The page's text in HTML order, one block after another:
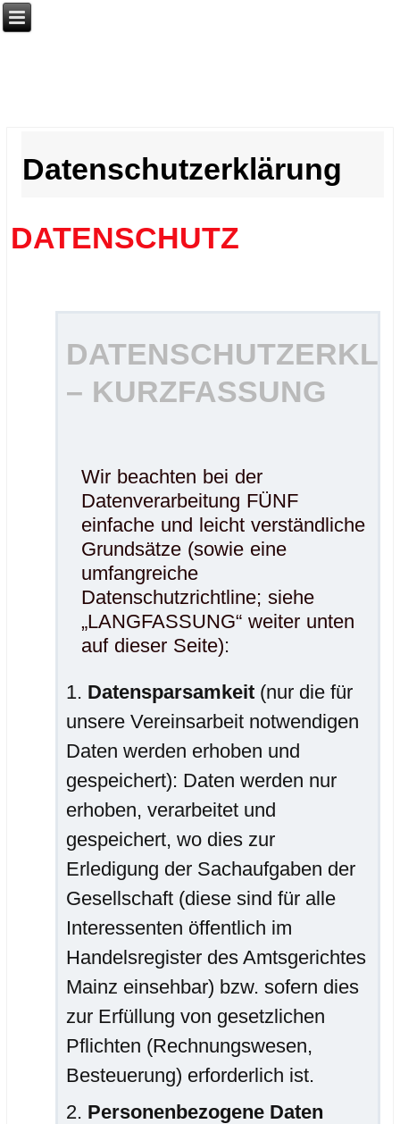
Datenschutzerklärung
DATENSCHUTZ
– KURZFASSUNG
Wir beachten bei der
Datenverarbeitung FÜNF
einfache und leicht verständliche
Grundsätze (sowie eine
umfangreiche
Datenschutzrichtline; siehe
„LANGFASSUNG“ weiter unten
auf dieser Seite):
Datensparsamkeit (nur die für
unsere Vereinsarbeit notwendigen
Daten werden erhoben und
gespeichert): Daten werden nur
erhoben, verarbeitet und
gespeichert, wo dies zur
Erledigung der Sachaufgaben der
Gesellschaft (diese sind für alle
Interessenten öffentlich im
Handelsregister des Amtsgerichtes
Mainz einsehbar) bzw. sofern dies
zur Erfüllung von gesetzlichen
Pflichten (Rechnungswesen,
Besteuerung) erforderlich ist.
Personenbezogene Daten